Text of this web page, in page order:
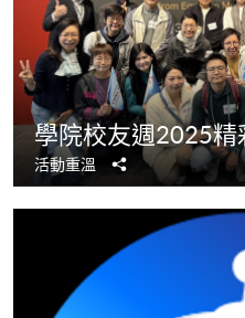
學院校友週2025精
活動重溫
分
享